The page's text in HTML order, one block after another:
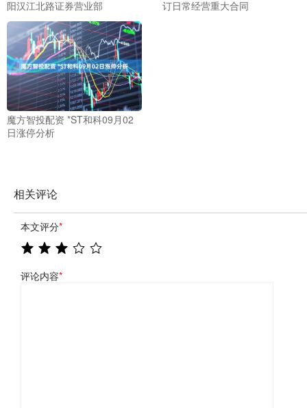
阳汉江北路证券营业部 订日常经营重大合同
魔方智投配资 *ST和科09月02
日涨停分析
相关评论
本文评分*
评论内容*